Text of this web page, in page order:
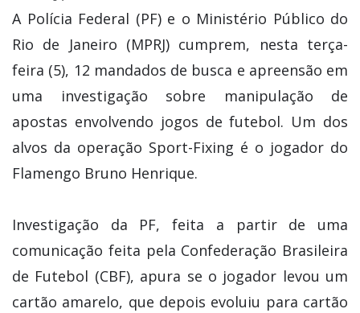
A Polícia Federal (PF) e o Ministério Público do
Rio de Janeiro (MPRJ) cumprem, nesta terça-
feira (5), 12 mandados de busca e apreensão em
uma investigação sobre manipulação de
apostas envolvendo jogos de futebol. Um dos
alvos da operação Sport-Fixing é o jogador do
Flamengo Bruno Henrique.
Investigação da PF, feita a partir de uma
comunicação feita pela Confederação Brasileira
de Futebol (CBF), apura se o jogador levou um
cartão amarelo, que depois evoluiu para cartão